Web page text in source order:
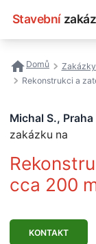
Stavební
Všechny
Nejčastější
Domů
Rekonstrukci a
Michal S.,
zakázku na
cca 200
KONTAKT